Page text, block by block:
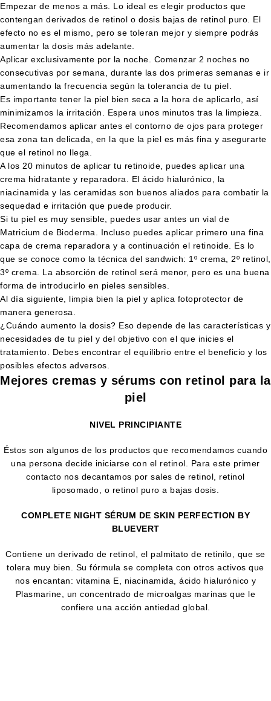
Empezar de menos a más. Lo ideal es elegir productos que
contengan derivados de retinol o dosis bajas de retinol puro. El
efecto no es el mismo, pero se toleran mejor y siempre podrás
aumentar la dosis más adelante.
Aplicar exclusivamente por la noche. Comenzar 2 noches no
consecutivas por semana, durante las dos primeras semanas e ir
aumentando la frecuencia según la tolerancia de tu piel.
Es importante tener la piel bien seca a la hora de aplicarlo, así
minimizamos la irritación. Espera unos minutos tras la limpieza.
Recomendamos aplicar antes el contorno de ojos para proteger
esa zona tan delicada, en la que la piel es más fina y asegurarte
que el retinol no llega.
A los 20 minutos de aplicar tu retinoide, puedes aplicar una
crema hidratante y reparadora. El ácido hialurónico, la
niacinamida y las ceramidas son buenos aliados para combatir la
sequedad e irritación que puede producir.
Si tu piel es muy sensible, puedes usar antes un vial de
Matricium de Bioderma. Incluso puedes aplicar primero una fina
capa de crema reparadora y a continuación el retinoide. Es lo
que se conoce como la técnica del sandwich: 1º crema, 2º retinol,
3º crema. La absorción de retinol será menor, pero es una buena
forma de introducirlo en pieles sensibles.
Al día siguiente, limpia bien la piel y aplica fotoprotector de
manera generosa.
¿Cuándo aumento la dosis? Eso depende de las características y
necesidades de tu piel y del objetivo con el que inicies el
tratamiento. Debes encontrar el equilibrio entre el beneficio y los
posibles efectos adversos.
Mejores cremas y sérums con retinol para la
piel
NIVEL PRINCIPIANTE
Éstos son algunos de los productos que recomendamos cuando
una persona decide iniciarse con el retinol. Para este primer
contacto nos decantamos por sales de retinol, retinol
liposomado, o retinol puro a bajas dosis.
COMPLETE NIGHT SÉRUM DE SKIN PERFECTION BY
BLUEVERT
Contiene un derivado de retinol, el palmitato de retinilo, que se
tolera muy bien. Su fórmula se completa con otros activos que
nos encantan: vitamina E, niacinamida, ácido hialurónico y
Plasmarine, un concentrado de microalgas marinas que le
confiere una acción antiedad global.